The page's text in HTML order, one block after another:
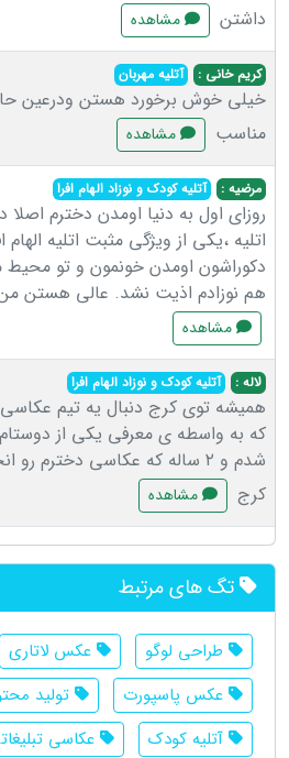
داشتن
مشاهده
کریم خانی : آتلیه مهربان
خیلی خوش برخورد هستن ودرعین
مناسب
مشاهده
مرضیه : آتلیه کودک و نوزاد الهام افرا
روزای اول به دنیا اومدن دخترم
اتلیه ،یکی از ویژگی مثبت اتلیه
دکوراشون اومدن خونمون و تو محیط
هم نوزادم اذیت نشد. عالی هستن
مشاهده
لاله : آتلیه کودک و نوزاد الهام افرا
همیشه توی کرج دنبال یه تیم عکاسی
که به واسطه ی معرفی یکی از دوستام
شدم و‌ ۲ ساله که عکاسی دخترم
کرج
مشاهده
تگ های مرتبط
طراحی لوگو عکس لاتاری
عکس پاسپورت
تولید
آتلیه کودک
عکاسی